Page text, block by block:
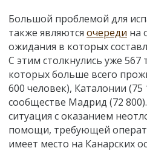
Большой проблемой для
также являются очереди на
ожидания в которых
С этим столкнулись уже 567
которых больше всего
600 человек), Каталонии
сообществе Мадрид (72
ситуация с оказанием
помощи, требующей
имеет место на Канарских